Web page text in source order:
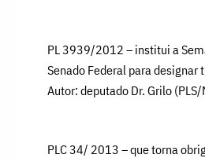
PL 3939/2012 – institui a
Senado Federal para designar
Autor: deputado Dr. Grilo
PLC 34/ 2013 – que torna